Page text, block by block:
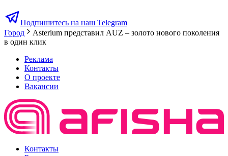
Подпишитесь на наш Telegram
Город
Asterium представил AUZ – золото нового поколения
в один клик
Реклама
Контакты
О проекте
Вакансии
Контакты